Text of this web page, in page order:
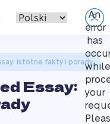
An
error
has
while
your
Istotne fakty i porady
Essay: